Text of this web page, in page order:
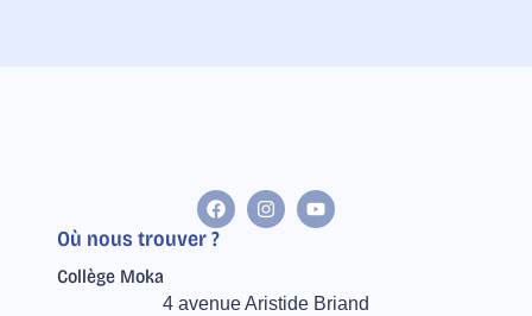
Où nous trouver ?
Collège Moka
4 avenue Aristide Briand